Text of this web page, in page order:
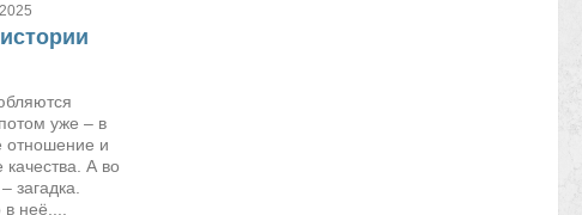
уже – в
отношение и
А во
загадка.
в неё,...